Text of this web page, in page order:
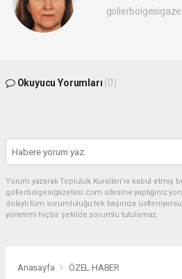
Okuyucu Yorumları (0)
Yorum yazarak Topluluk Kuralları’nı kabul etmiş
gollerbolgesigazetesi.com sitesine yaptığınız
dolaylı tüm sorumluluğu tek başınıza
yönetimi hiçbir şekilde sorumlu tutulamaz.
Anasayfa ÖZEL HABER